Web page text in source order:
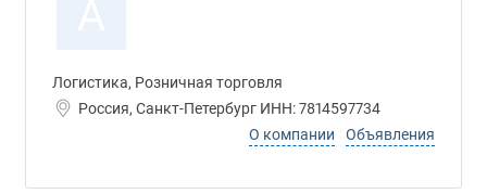
Логистика, Розничная торговля
Россия, Санкт-Петербург ИНН: 7814597734
О компании
Объявления